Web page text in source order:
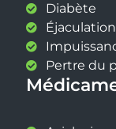
Diabète
Pertre du